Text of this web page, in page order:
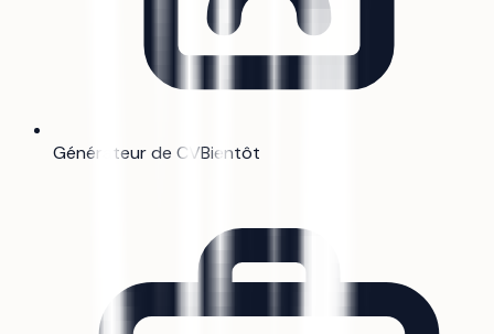
Générateur de CVBientôt